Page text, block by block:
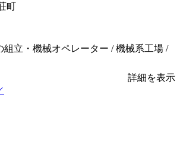
町
組立・機械オペレーター / 機械系工場 /
詳細を表示